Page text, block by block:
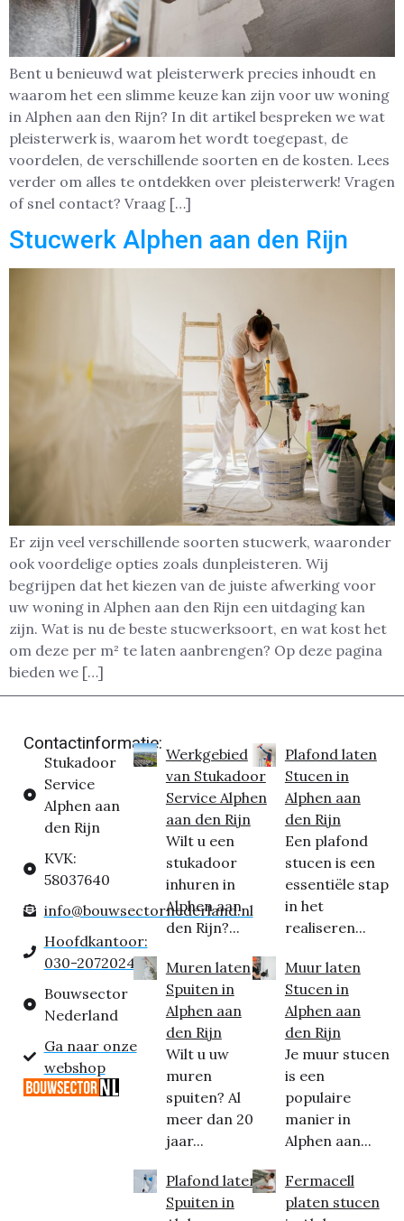
Bent u benieuwd wat pleisterwerk precies inhoudt en
waarom het een slimme keuze kan zijn voor uw woning
in Alphen aan den Rijn? In dit artikel bespreken we wat
pleisterwerk is, waarom het wordt toegepast, de
voordelen, de verschillende soorten en de kosten. Lees
verder om alles te ontdekken over pleisterwerk! Vragen
of snel contact? Vraag […]
Stucwerk Alphen aan den Rijn
Er zijn veel verschillende soorten stucwerk, waaronder
ook voordelige opties zoals dunpleisteren. Wij
begrijpen dat het kiezen van de juiste afwerking voor
uw woning in Alphen aan den Rijn een uitdaging kan
zijn. Wat is nu de beste stucwerksoort, en wat kost het
om deze per m² te laten aanbrengen? Op deze pagina
bieden we […]
Contactinformatie:
Stukadoor
Service
Alphen aan
den Rijn
KVK:
58037640
info@bouwsectornederland.nl
Hoofdkantoor:
030-2072024
Bouwsector
Nederland
Ga naar onze
webshop
Werkgebied
van Stukadoor
Service Alphen
aan den Rijn
Wilt u een
stukadoor
inhuren in
Alphen aan
den Rijn?...
Muren laten
Spuiten in
Alphen aan
den Rijn
Wilt u uw
muren
spuiten? Al
meer dan 20
jaar...
Plafond laten
Spuiten in
Plafond laten
Stucen in
Alphen aan
den Rijn
Een plafond
stucen is een
essentiële stap
in het
realiseren...
Muur laten
Stucen in
Alphen aan
den Rijn
Je muur stucen
is een
populaire
manier in
Alphen aan...
Fermacell
platen stucen